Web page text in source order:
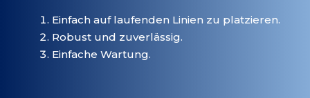
Einfach auf laufenden Linien zu platzieren.
Robust und zuverlässig.
Einfache Wartung.